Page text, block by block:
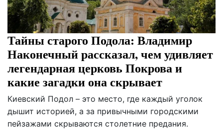
Тайны старого Подола: Владимир
Наконечный рассказал, чем удивляет
легендарная церковь Покрова и
какие загадки она скрывает
Киевский Подол – это место, где каждый уголок
дышит историей, а за привычными городскими
пейзажами скрываются столетние предания.